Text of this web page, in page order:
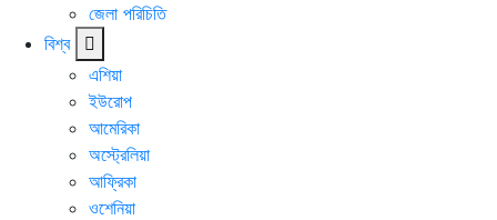
জেলা পরিচিতি
বিশ্ব
এশিয়া
ইউরোপ
আমেরিকা
অস্ট্রেলিয়া
আফ্রিকা
ওশেনিয়া